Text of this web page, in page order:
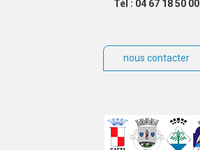
Tél : 04 67 18 50 00
nous contacter